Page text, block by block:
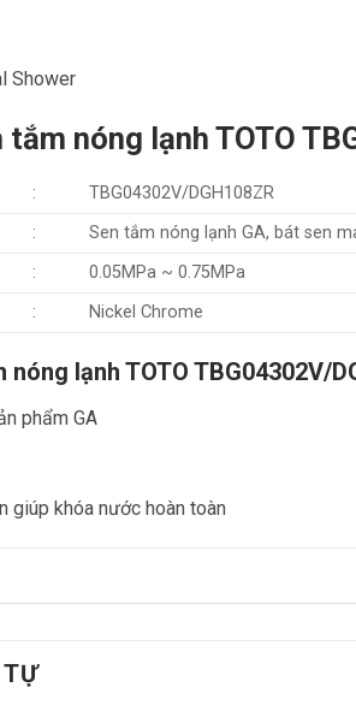
Shower
nóng lạnh TOTO
:
TBG04302V/DGH108ZR
:
Sen tắm nóng lạnh GA, bát sen
:
0.05MPa ~ 0.75MPa
: Nickel Chrome
lạnh TOTO TBG04302V/
phẩm GA
giúp khóa nước hoàn toàn